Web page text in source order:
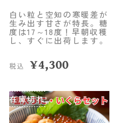
場
白い粒と空知の寒暖差が
生み出す甘さが特長。糖
度は17～18度！早朝収穫
し、すぐに出荷します。
税込 ¥4,300
在庫切れ